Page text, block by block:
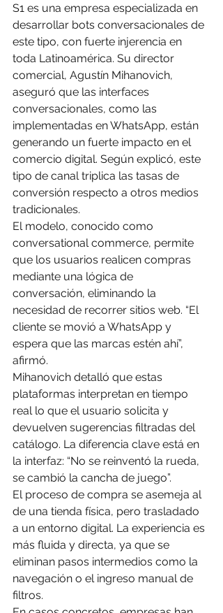
S1 es una empresa especializada en
desarrollar bots conversacionales de
este tipo, con fuerte injerencia en
toda Latinoamérica. Su director
comercial, Agustín Mihanovich,
aseguró que las interfaces
conversacionales, como las
implementadas en WhatsApp, están
generando un fuerte impacto en el
comercio digital. Según explicó, este
tipo de canal triplica las tasas de
conversión respecto a otros medios
tradicionales.
El modelo, conocido como
conversational commerce, permite
que los usuarios realicen compras
mediante una lógica de
conversación, eliminando la
necesidad de recorrer sitios web. “El
cliente se movió a WhatsApp y
espera que las marcas estén ahí”,
afirmó.
Mihanovich detalló que estas
plataformas interpretan en tiempo
real lo que el usuario solicita y
devuelven sugerencias filtradas del
catálogo. La diferencia clave está en
la interfaz: “No se reinventó la rueda,
se cambió la cancha de juego”.
El proceso de compra se asemeja al
de una tienda física, pero trasladado
a un entorno digital. La experiencia es
más fluida y directa, ya que se
eliminan pasos intermedios como la
navegación o el ingreso manual de
filtros.